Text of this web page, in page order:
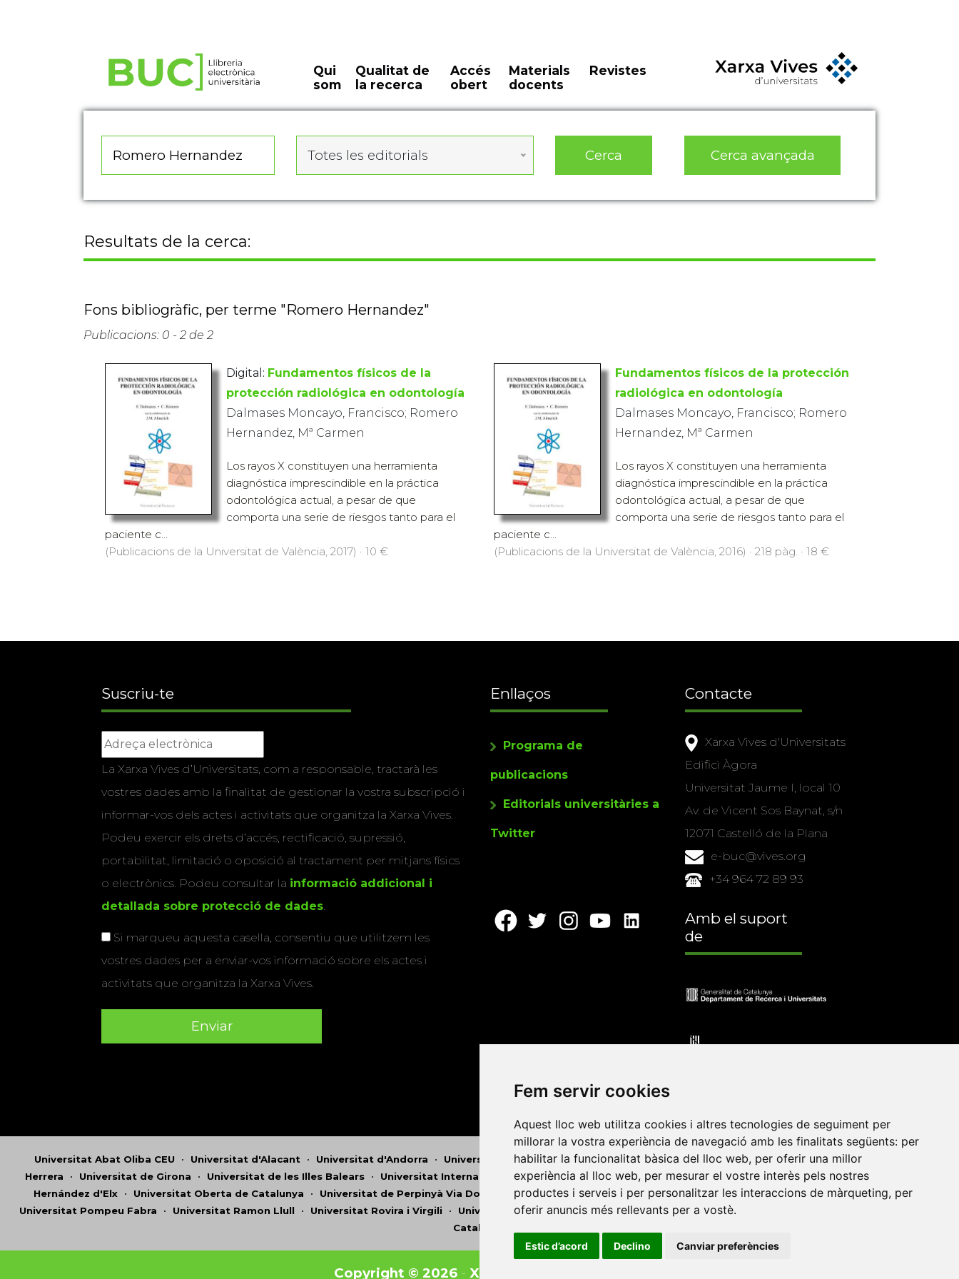
Fem servir cookies
Aquest lloc web utilitza cookies i altres tecnologies de seguiment per
millorar la vostra experiència de navegació amb les finalitats següents: per
habilitar la funcionalitat bàsica del lloc web, per oferir una millor
experiència al lloc web, per mesurar el vostre interès pels nostres
productes i serveis i per personalitzar les interaccions de màrqueting, per
oferir anuncis més rellevants per a vostè.
Estic d’acord Declino Canviar preferències
Qui
som
Qualitat de
la recerca
Accés
obert
Materials
docents
Revistes
Totes les editorials Cerca Cerca avançada
Resultats de la cerca:
Fons bibliogràfic, per terme "Romero Hernandez"
Publicacions: 0 - 2 de 2
Digital: Fundamentos físicos de la
protección radiológica en odontología
Dalmases Moncayo, Francisco; Romero
Hernandez, Mª Carmen
Los rayos X constituyen una herramienta
diagnóstica imprescindible en la práctica
odontológica actual, a pesar de que
comporta una serie de riesgos tanto para el
paciente c...
(Publicacions de la Universitat de València, 2017) · 10 €
Fundamentos físicos de la protección
radiológica en odontología
Dalmases Moncayo, Francisco; Romero
Hernandez, Mª Carmen
Los rayos X constituyen una herramienta
diagnóstica imprescindible en la práctica
odontológica actual, a pesar de que
comporta una serie de riesgos tanto para el
paciente c...
(Publicacions de la Universitat de València, 2016) · 218 pàg. · 18 €
Suscriu-te
La Xarxa Vives d’Universitats, com a responsable, tractarà les
vostres dades amb la finalitat de gestionar la vostra subscripció i
informar-vos dels actes i activitats que organitza la Xarxa Vives.
Podeu exercir els drets d’accés, rectificació, supressió,
portabilitat, limitació o oposició al tractament per mitjans físics
o electrònics. Podeu consultar la informació addicional i
detallada sobre protecció de dades.
Si marqueu aquesta casella, consentiu que utilitzem les
vostres dades per a enviar-vos informació sobre els actes i
activitats que organitza la Xarxa Vives.
Enllaços
Programa de
publicacions
Editorials universitàries a
Twitter
Contacte
Xarxa Vives d'Universitats
Edifici Àgora
Universitat Jaume I, local 10
Av. de Vicent Sos Baynat, s/n
12071 Castelló de la Plana
e-buc@vives.org
+34 964 72 89 93
Amb el suport
de
Universitat Abat Oliba CEU • Universitat d'Alacant • Universitat d'Andorra • Universitat Autònoma de Barcelona•Universitat de Barcelona•Universitat CEU Cardenal
Herrera • Universitat de Girona • Universitat de les Illes Balears • Universitat Internacional de Catalunya• Universitat Jaume I•Universitat de Lleida•Universitat Miguel
Hernández d'Elx • Universitat Oberta de Catalunya • Universitat de Perpinyà Via Domitia •Universitat Politècnica de Catalunya•Universitat Politècnica de València•
Universitat Pompeu Fabra • Universitat Ramon Llull • Universitat Rovira i Virgili • Universitat de Sàsser•Universitat de València•Universitat de Vic - Universitat Central de
Catalunya
Copyright © 2026- Xarxa Vives d'Universitats